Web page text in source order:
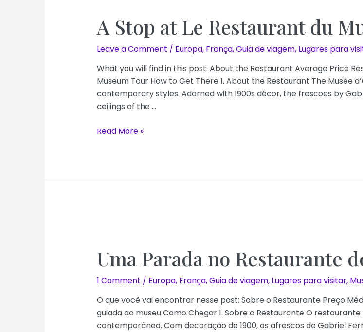
A Stop at Le Restaurant du
Leave a Comment / Europa, França,Guia de viagem, Lugares para
What you will find in this post: About the Restaurant Average Price
Museum Tour How to Get There 1. About the Restaurant The Musée
contemporary styles. Adorned with 1900s décor, the frescoes by
ceilings of the …
A
Read More »
Uma Parada no Restaurante
1 Comment / Europa, França,Guia de viagem, Lugares para visitar,
O que você vai encontrar nesse post: Sobre o Restaurante Preço
guiada ao museu Como Chegar 1. Sobre o Restaurante O
contemporâneo. Com decoração de 1900, os afrescos de Gabriel